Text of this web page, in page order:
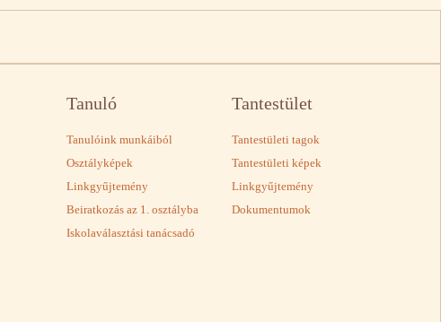
Tanuló
Tanulóink munkáiból
Osztályképek
Linkgyűjtemény
Beiratkozás az 1. osztályba
Iskolaválasztási tanácsadó
Tantestület
Tantestületi tagok
Tantestületi képek
Linkgyűjtemény
Dokumentumok